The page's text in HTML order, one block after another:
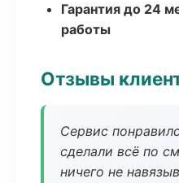
Гарантия до 24
работы
Отзывы
Сервис
сделали всё по
ничего не